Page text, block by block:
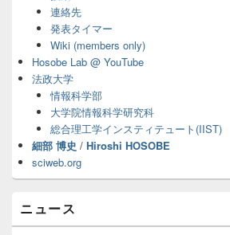
ア
連絡先
発表タイマー
Wiki (members only)
Hosobe Lab @ YouTube
法政大学
情報科学部
大学院情報科学研究科
総合理工学インスティテュート(IIST)
細部 博史 / Hiroshi HOSOBE
sciweb.org
ニュース